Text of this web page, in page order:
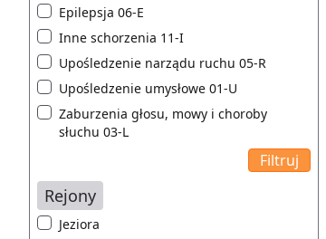
Epilepsja 06-E
Inne schorzenia 11-I
Upośledzenie narządu ruchu 05-R
Upośledzenie umysłowe 01-U
Zaburzenia głosu, mowy i choroby
słuchu 03-L
Rejony
Jeziora